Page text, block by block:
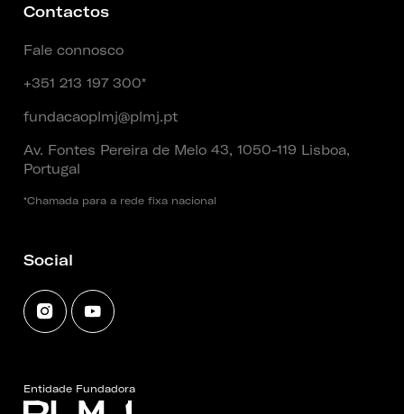
Contactos
Fale connosco
+351 213 197 300*
fundacaoplmj@plmj.pt
Av. Fontes Pereira de Melo 43, 1050-119 Lisboa,
Portugal
*Chamada para a rede fixa nacional
Social
Entidade Fundadora